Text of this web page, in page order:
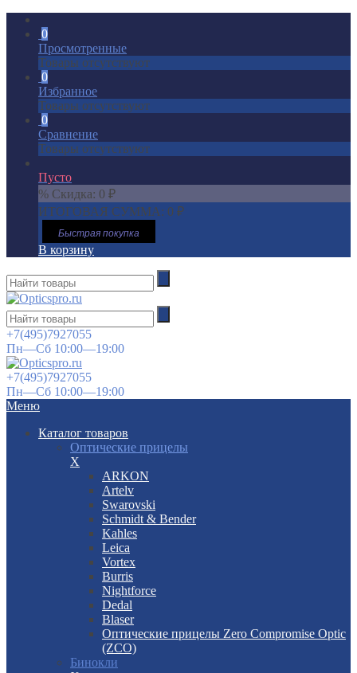
0
Просмотренные
Товары отсутствуют
0
Избранное
Товары отсутствуют
0
Сравнение
Товары отсутствуют
Пусто
% Скидка: 0 ₽
ИТОГОВАЯ СУММА: 0 ₽
Быстрая покупка
В корзину
+7(495)7927055
Пн—Сб 10:00—19:00
+7(495)7927055
Пн—Сб 10:00—19:00
Меню
Каталог товаров
Оптические прицелы
X
ARKON
Artelv
Swarovski
Schmidt & Bender
Kahles
Leica
Vortex
Burris
Nightforce
Dedal
Blaser
Оптические прицелы Zero Compromise Optic
(ZCO)
Бинокли